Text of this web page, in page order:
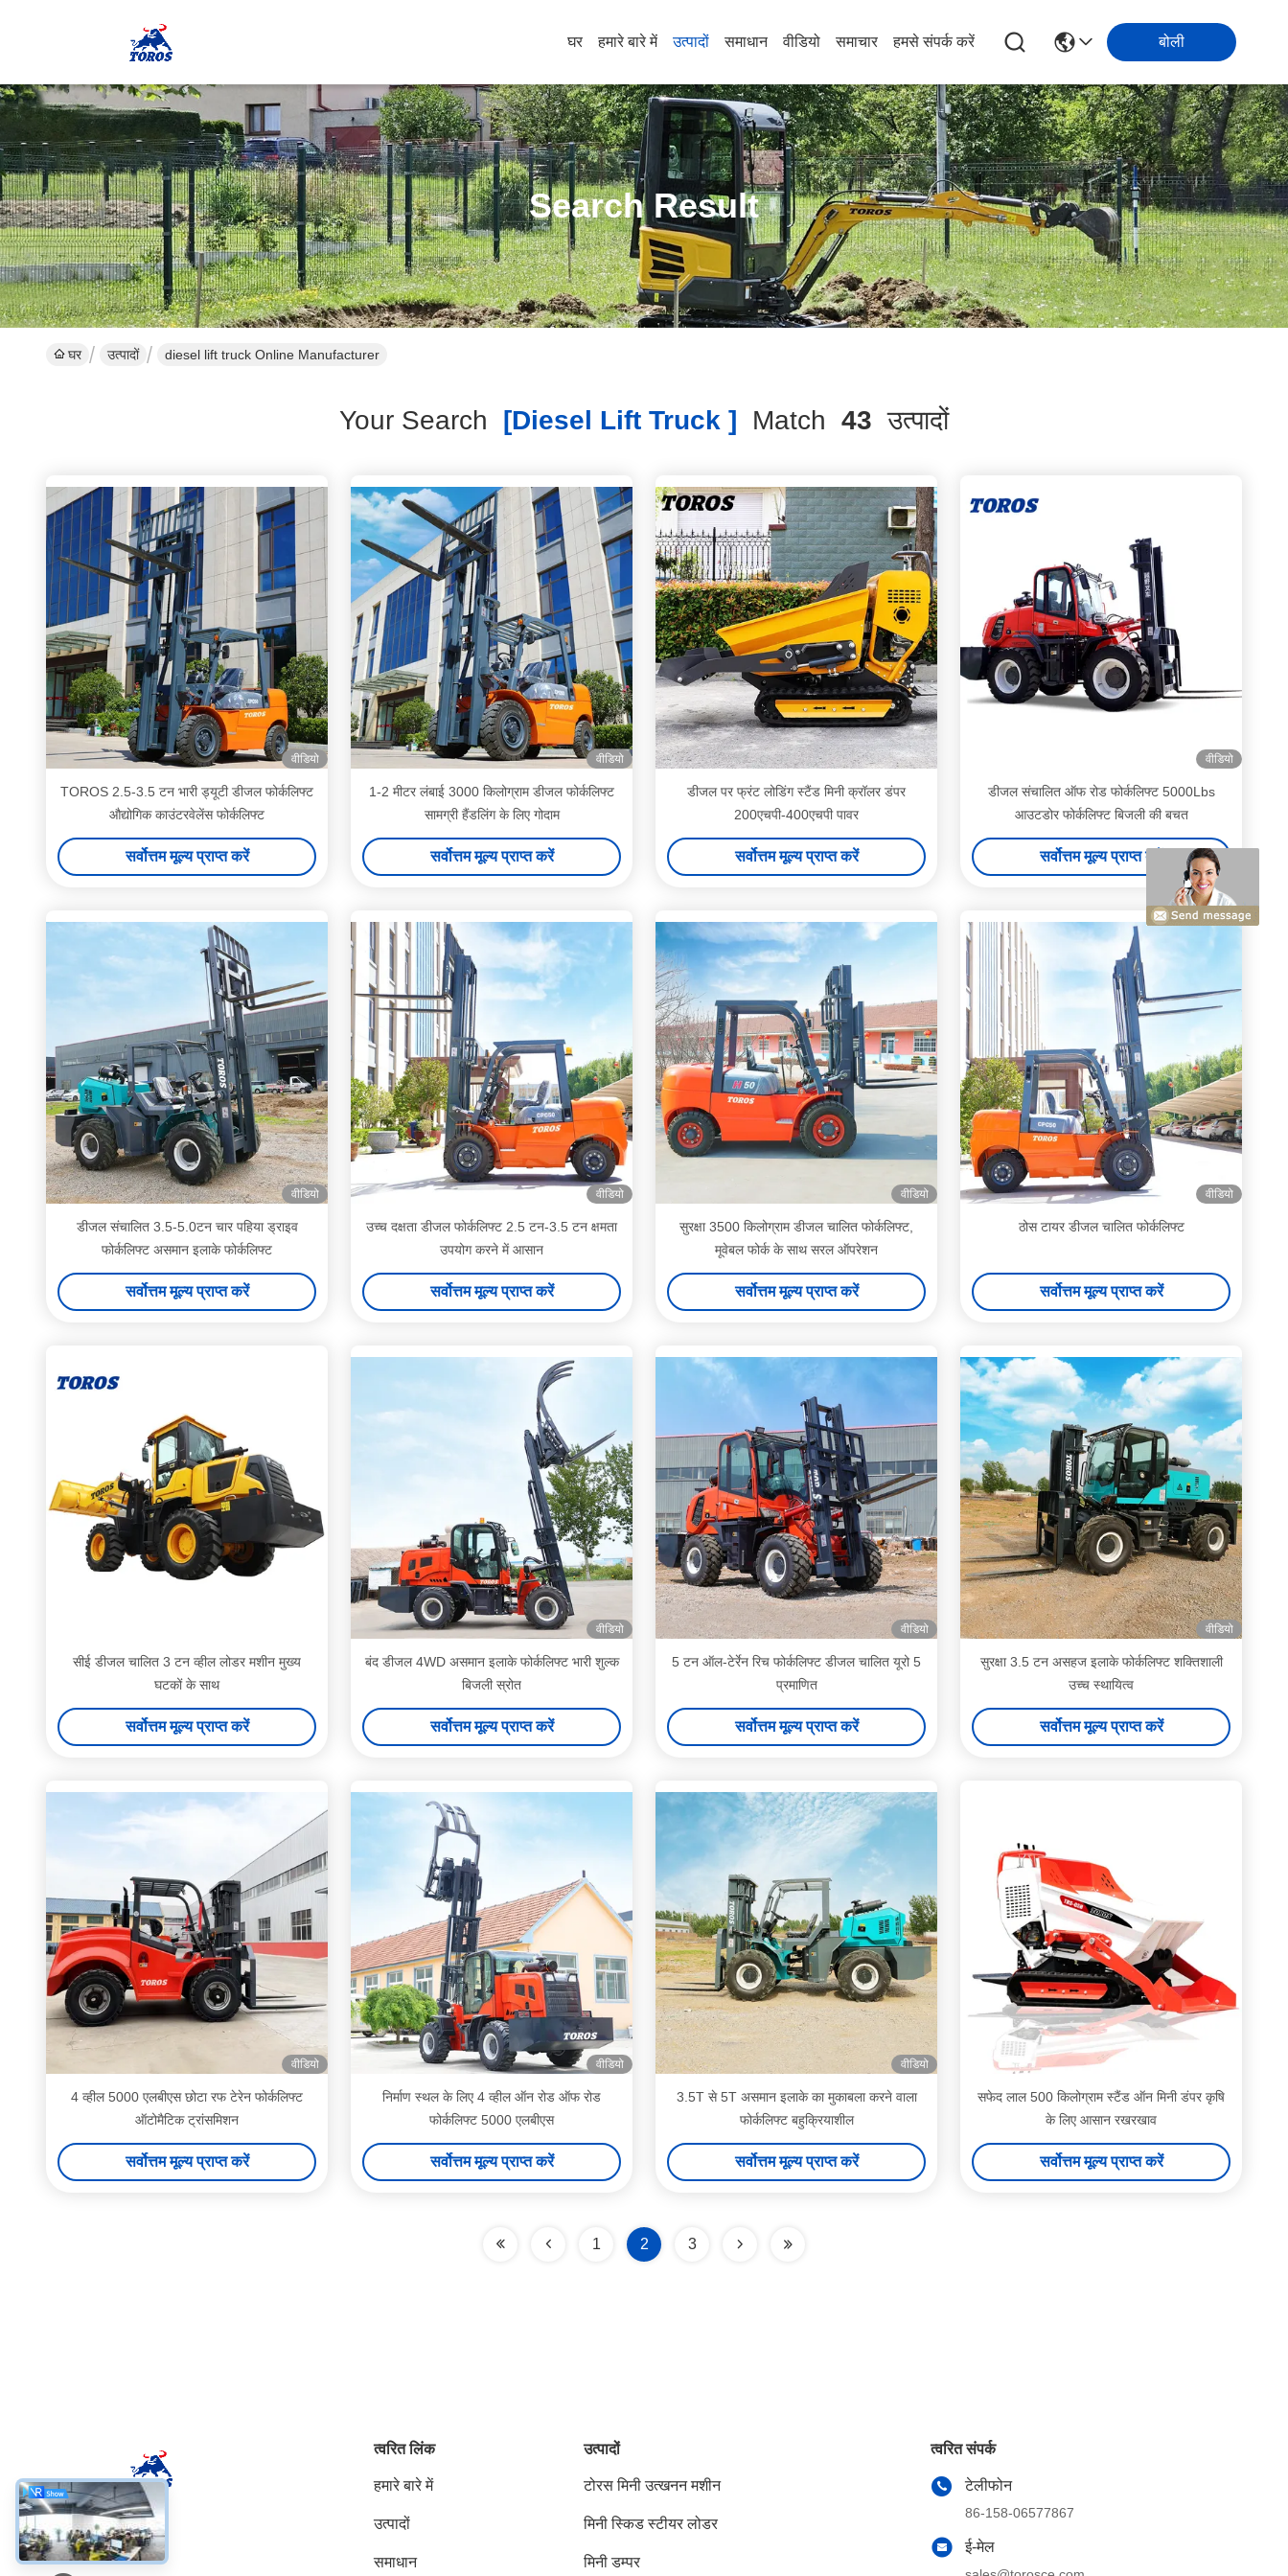
घर हमारे बारे में उत्पादों समाधान वीडियो समाचार हमसे संपर्क करें बोली
Search Result
घर उत्पादों diesel lift truck Online Manufacturer
Your Search [diesel Lift Truck ] Match 43 उत्पादों
वीडियो
TOROS 2.5-3.5 टन भारी ड्यूटी डीजल फोर्कलिफ्ट
औद्योगिक काउंटरवेलेंस फोर्कलिफ्ट
सर्वोत्तम मूल्य प्राप्त करें
वीडियो
1-2 मीटर लंबाई 3000 किलोग्राम डीजल फोर्कलिफ्ट
सामग्री हैंडलिंग के लिए गोदाम
सर्वोत्तम मूल्य प्राप्त करें
डीजल पर फ्रंट लोडिंग स्टैंड मिनी क्रॉलर डंपर
200एचपी-400एचपी पावर
सर्वोत्तम मूल्य प्राप्त करें
वीडियो
डीजल संचालित ऑफ रोड फोर्कलिफ्ट 5000Lbs
आउटडोर फोर्कलिफ्ट बिजली की बचत
सर्वोत्तम मूल्य प्राप्त करें
वीडियो
डीजल संचालित 3.5-5.0टन चार पहिया ड्राइव
फोर्कलिफ्ट असमान इलाके फोर्कलिफ्ट
सर्वोत्तम मूल्य प्राप्त करें
वीडियो
उच्च दक्षता डीजल फोर्कलिफ्ट 2.5 टन-3.5 टन क्षमता
उपयोग करने में आसान
सर्वोत्तम मूल्य प्राप्त करें
वीडियो
सुरक्षा 3500 किलोग्राम डीजल चालित फोर्कलिफ्ट,
मूवेबल फोर्क के साथ सरल ऑपरेशन
सर्वोत्तम मूल्य प्राप्त करें
वीडियो
ठोस टायर डीजल चालित फोर्कलिफ्ट
सर्वोत्तम मूल्य प्राप्त करें
सीई डीजल चालित 3 टन व्हील लोडर मशीन मुख्य
घटकों के साथ
सर्वोत्तम मूल्य प्राप्त करें
वीडियो
बंद डीजल 4WD असमान इलाके फोर्कलिफ्ट भारी शुल्क
बिजली स्रोत
सर्वोत्तम मूल्य प्राप्त करें
वीडियो
5 टन ऑल-टेर्रेन रिच फोर्कलिफ्ट डीजल चालित यूरो 5
प्रमाणित
सर्वोत्तम मूल्य प्राप्त करें
वीडियो
सुरक्षा 3.5 टन असहज इलाके फोर्कलिफ्ट शक्तिशाली
उच्च स्थायित्व
सर्वोत्तम मूल्य प्राप्त करें
वीडियो
4 व्हील 5000 एलबीएस छोटा रफ टेरेन फोर्कलिफ्ट
ऑटोमैटिक ट्रांसमिशन
सर्वोत्तम मूल्य प्राप्त करें
वीडियो
निर्माण स्थल के लिए 4 व्हील ऑन रोड ऑफ रोड
फोर्कलिफ्ट 5000 एलबीएस
सर्वोत्तम मूल्य प्राप्त करें
वीडियो
3.5T से 5T असमान इलाके का मुकाबला करने वाला
फोर्कलिफ्ट बहुक्रियाशील
सर्वोत्तम मूल्य प्राप्त करें
सफेद लाल 500 किलोग्राम स्टैंड ऑन मिनी डंपर कृषि
के लिए आसान रखरखाव
सर्वोत्तम मूल्य प्राप्त करें
1 2 3
सोशल मीडिया
त्वरित लिंक
हमारे बारे में
उत्पादों
समाधान
उत्पादों
टोरस मिनी उत्खनन मशीन
मिनी स्किड स्टीयर लोडर
मिनी डम्पर
त्वरित संपर्क
टेलीफोन
86-158-06577867
ई-मेल